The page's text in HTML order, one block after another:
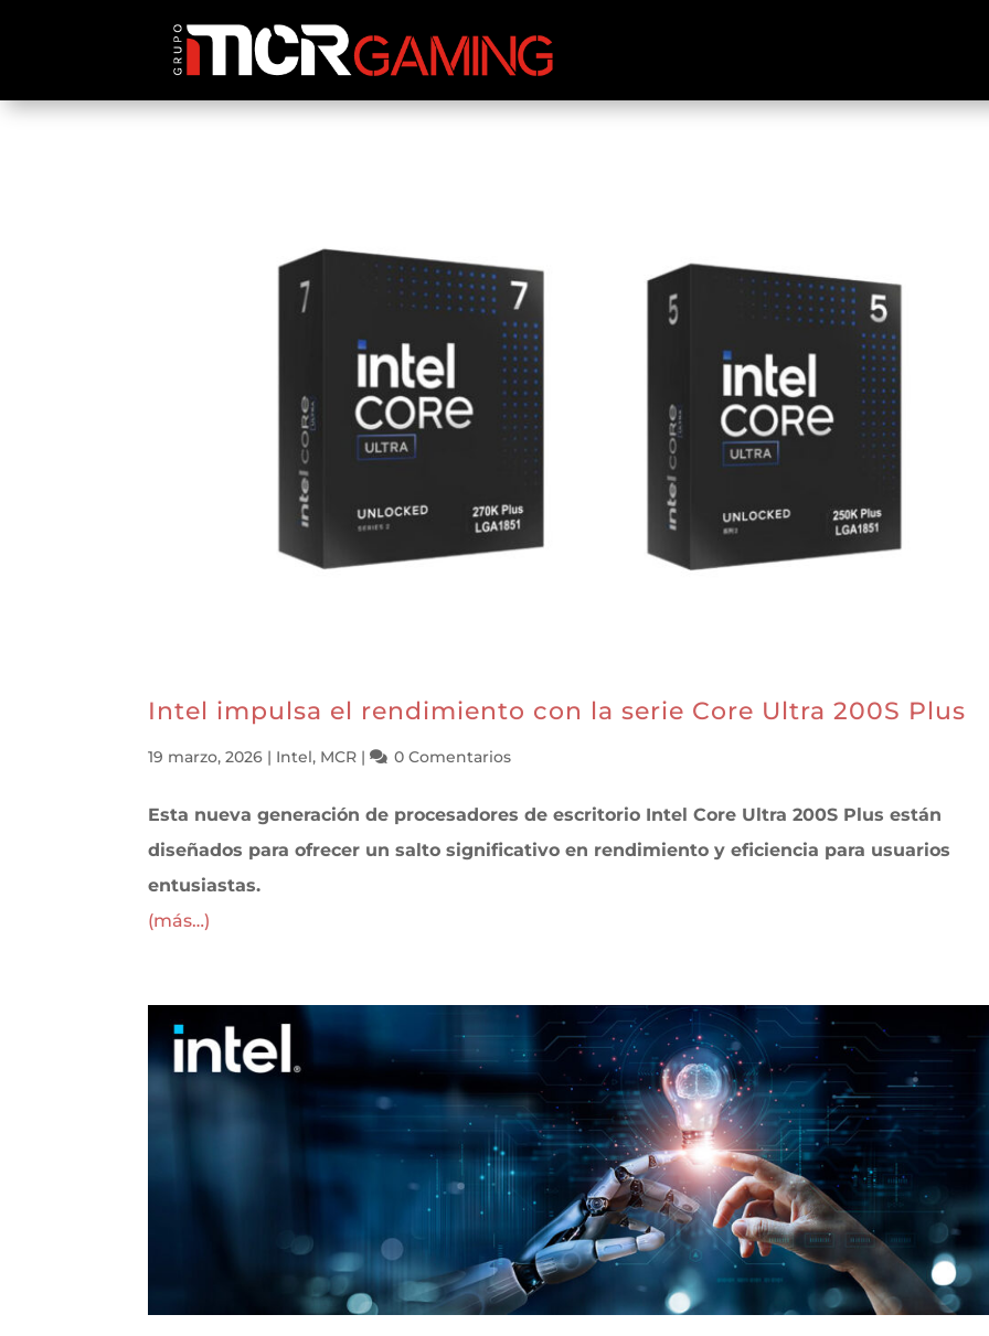
Intel impulsa el rendimiento con la serie Core Ultra 200S Plus
19 marzo, 2026 | Intel, MCR | 0 Comentarios
Esta nueva generación de procesadores de escritorio Intel Core Ultra 200S Plus están
diseñados para ofrecer un salto significativo en rendimiento y eficiencia para usuarios
entusiastas.
(más…)